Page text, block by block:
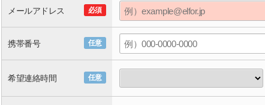
必須
メールアドレス
任意
携帯番号
任意
希望連絡時間